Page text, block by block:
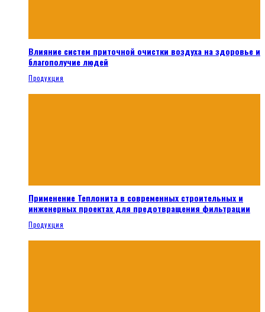
Влияние систем приточной очистки воздуха на здоровье и
благополучие людей
Продукция
Применение Теплонита в современных строительных и
инженерных проектах для предотвращения фильтрации
Продукция